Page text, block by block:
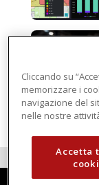
Cliccando su
memorizzare i
navigazione del
nelle nostre
Accetta